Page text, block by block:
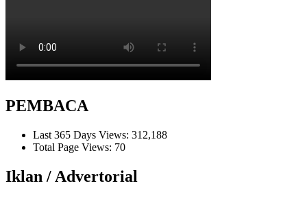
PEMBACA
Last 365 Days Views: 312,188
Total Page Views: 70
Iklan / Advertorial